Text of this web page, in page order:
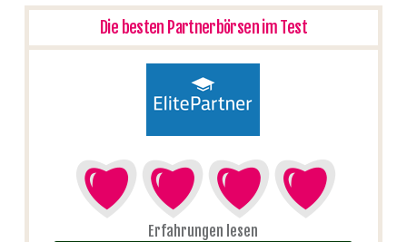
Die besten Partnerbörsen im Test
Erfahrungen lesen